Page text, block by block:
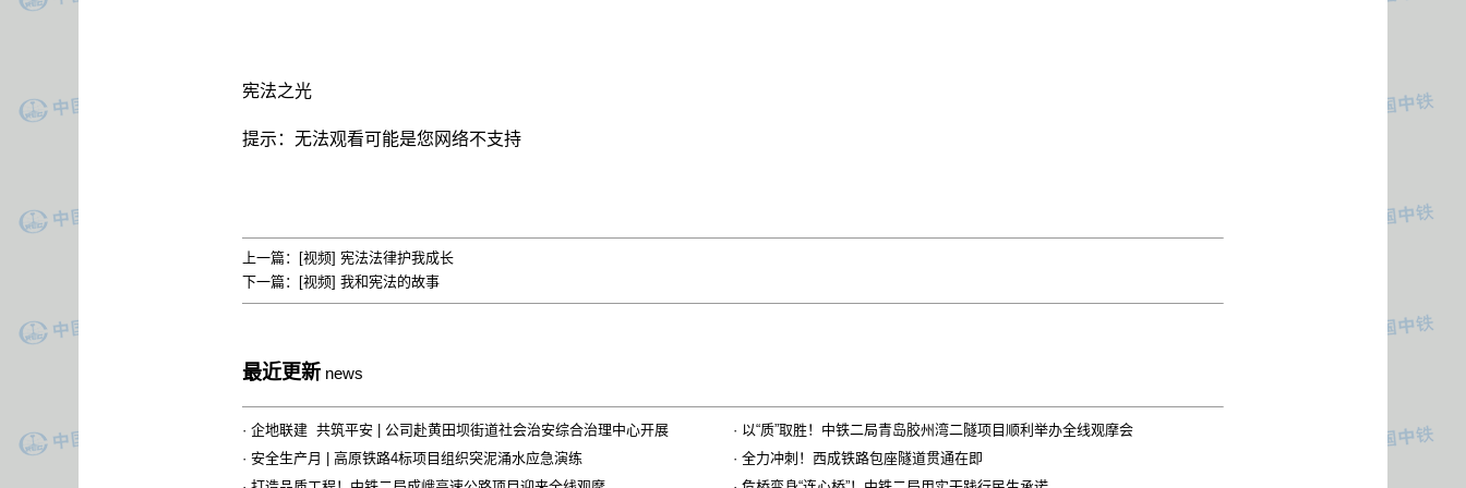
宪法之光
提示：无法观看可能是您网络不支持
上一篇：
[视频] 宪法法律护我成长
下一篇：
[视频] 我和宪法的故事
最近更新 news
· 企地联建 共筑平安 | 公司赴黄田坝街道社会治安综合治理中心开展 · 以“质”取胜！中铁二局青岛胶州湾二隧项目顺利举办全线观摩会
· 安全生产月 | 高原铁路4标项目组织突泥涌水应急演练 · 全力冲刺！西成铁路包座隧道贯通在即